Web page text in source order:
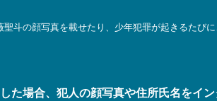
斗の顔写真を載せたり、少年犯罪が起きるたび
た場合、犯人の顔写真や住所氏名をイ